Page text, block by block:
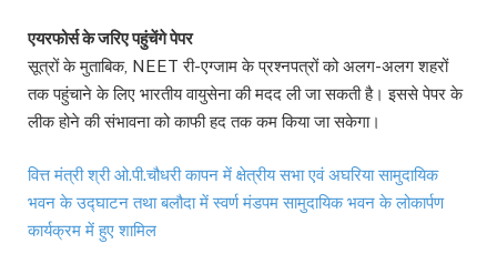
एयरफोर्स के जरिए पहुंचेंगे पेपर
सूत्रों के मुताबिक, NEET री-एग्जाम के प्रश्नपत्रों को अलग-अलग शहरों
तक पहुंचाने के लिए भारतीय वायुसेना की मदद ली जा सकती है। इससे पेपर के
लीक होने की संभावना को काफी हद तक कम किया जा सकेगा।
वित्त मंत्री श्री ओ.पी.चौधरी कापन में क्षेत्रीय सभा एवं अघरिया सामुदायिक
भवन के उद्घाटन तथा बलौदा में स्वर्ण मंडपम सामुदायिक भवन के लोकार्पण
कार्यक्रम में हुए शामिल